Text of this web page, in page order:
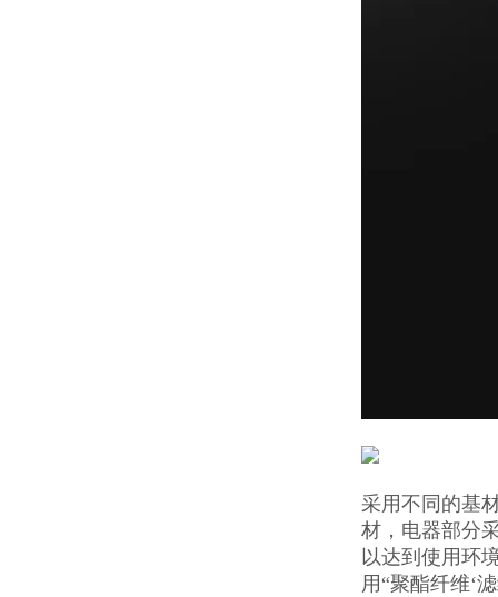
采用不同的基
材，电器部分
以达到使用环
用“聚酯纤维‘